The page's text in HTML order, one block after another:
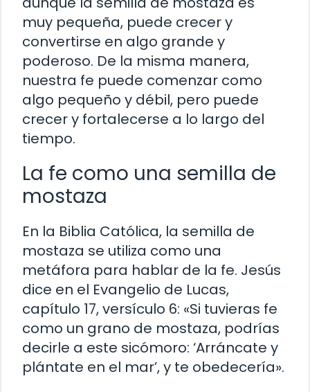
muy pequeña, puede crecer y
convertirse en algo grande y
poderoso. De la misma manera,
nuestra fe puede comenzar como
algo pequeño y débil, pero puede
crecer y fortalecerse a lo largo del
tiempo.
La fe como una semilla de
mostaza
En la Biblia Católica, la semilla de
mostaza se utiliza como una
metáfora para hablar de la fe. Jesús
dice en el Evangelio de Lucas,
capítulo 17, versículo 6: «Si tuvieras fe
como un grano de mostaza, podrías
decirle a este sicómoro: ‘Arráncate y
plántate en el mar’, y te obedecería».